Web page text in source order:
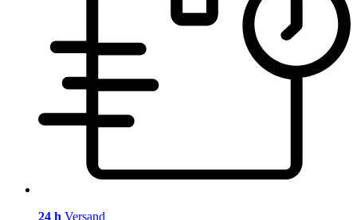
24 h Versand